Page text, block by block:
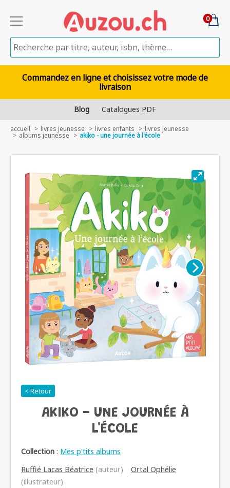
0
Commandez en ligne et choisissez votre mode de
livraison
Blog Catalogues PDF
accueil livres jeunesse livres enfants livres jeunesse
albums jeunesse akiko - une journée à l'école
< Retour
AKIKO - UNE JOURNÉE À
L'ÉCOLE
Collection : Mes p'tits albums
Ruffié Lacas Béatrice (auteur)
Ortal Ophélie
(illustrateur)